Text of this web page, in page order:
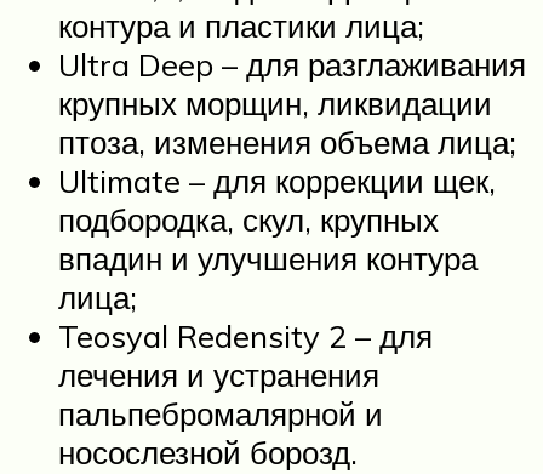
контура и пластики лица;
Ultra Deep – для разглаживания
крупных морщин, ликвидации
птоза, изменения объема лица;
Ultimate – для коррекции щек,
подбородка, скул, крупных
впадин и улучшения контура
лица;
Teosyal Redensity 2 – для
лечения и устранения
пальпебромалярной и
носослезной борозд.